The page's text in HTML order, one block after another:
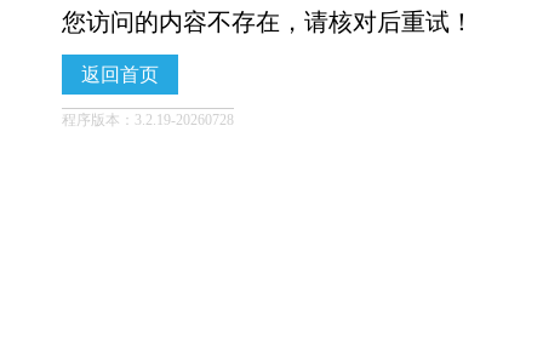
您访问的内容不存在，请核对后重试！
返回首页
程序版本：3.2.19-20260728